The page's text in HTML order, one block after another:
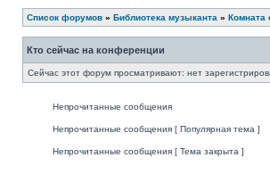
Список форумов » Библиотека музыканта » Комната
Кто сейчас на конференции
Сейчас этот форум просматривают: нет
Непрочитанные сообщения
Непрочитанные сообщения [ Популярная тема ]
Непрочитанные сообщения [ Тема закрыта ]